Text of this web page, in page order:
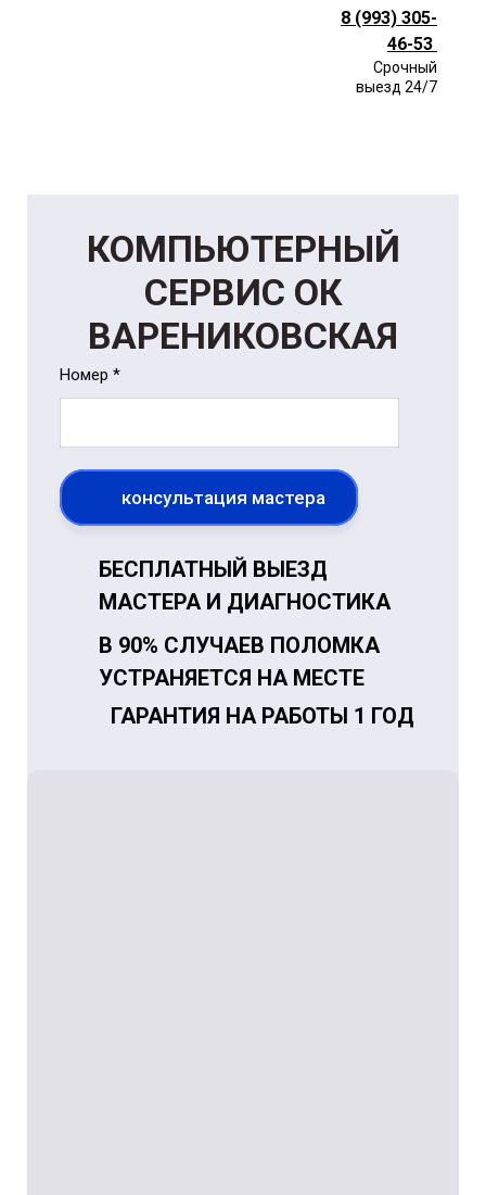
8 (993) 305-
46-53
Срочный
выезд 24/7
КОМПЬЮТЕРНЫЙ
СЕРВИС ОК
ВАРЕНИКОВСКАЯ
Номер *
консультация мастера
БЕСПЛАТНЫЙ ВЫЕЗД
МАСТЕРА И ДИАГНОСТИКА
В 90% СЛУЧАЕВ ПОЛОМКА
УСТРАНЯЕТСЯ НА МЕСТЕ
ГАРАНТИЯ НА РАБОТЫ 1 ГОД